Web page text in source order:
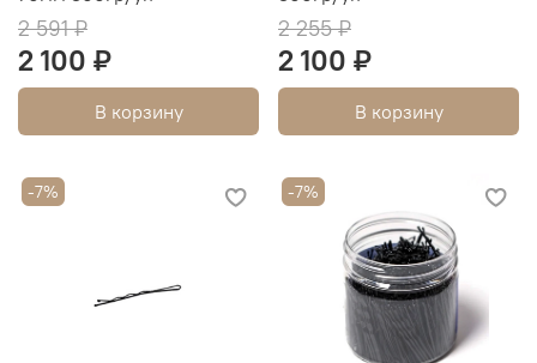
2 591 ₽
2 100 ₽
В корзину
2 255 ₽
2 100 ₽
В корзину
-7% -7%